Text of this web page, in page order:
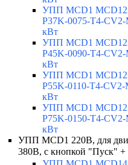
УПП MCD1
P37K-0075-T4-
кВт
УПП MCD1
P45K-0090-T4-
кВт
УПП MCD1
P55K-0110-T4-
кВт
УПП MCD1
P75K-0150-T4-
кВт
УПП MCD1 220В, для
380В, с кнопкой "Пуск" +